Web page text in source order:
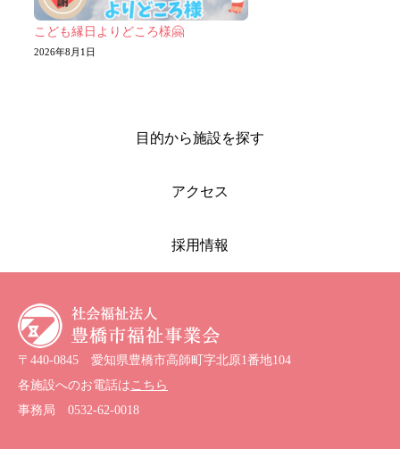
こども縁日よりどころ様🤗
2026年8月1日
目的から施設を探す
アクセス
採用情報
〒440-0845 愛知県豊橋市高師町字北原1番地104
各施設へのお電話は こちら
事務局 0532-62-0018